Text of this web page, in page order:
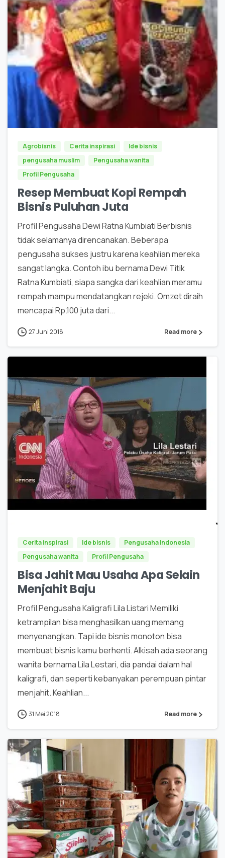
0
Agrobisnis Cerita inspirasi
Ide bisnis
pengusaha muslim
Pengusaha wanita
Profil Pengusaha
Resep Membuat Kopi Rempah
Bisnis Puluhan Juta
Profil Pengusaha Dewi Ratna Kumbiati Berbisnis
tidak selamanya direncanakan. Beberapa
pengusaha sukses justru karena keahlian mereka
sangat langka. Contoh ibu bernama Dewi Titik
Ratna Kumbiati, siapa sangka dari keahlian meramu
rempah mampu mendatangkan rejeki. Omzet diraih
mencapai Rp.100 juta dari...
27 Juni 2018 Read more
Cerita inspirasi Ide bisnis
Pengusaha Indonesia
Pengusaha wanita
Profil Pengusaha
Bisa Jahit Mau Usaha Apa Selain
Menjahit Baju
Profil Pengusaha Kaligrafi Lila Listari Memiliki
ketrampilan bisa menghasilkan uang memang
menyenangkan. Tapi ide bisnis monoton bisa
membuat bisnis kamu berhenti. Alkisah ada seorang
wanita bernama Lila Lestari, dia pandai dalam hal
kaligrafi, dan seperti kebanyakan perempuan pintar
menjahit. Keahlian...
31 Mei 2018 Read more